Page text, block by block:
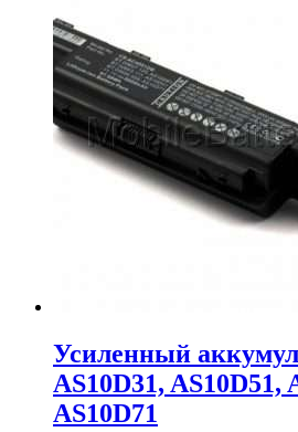
Усиленный
AS10D31, AS10D51,
AS10D71